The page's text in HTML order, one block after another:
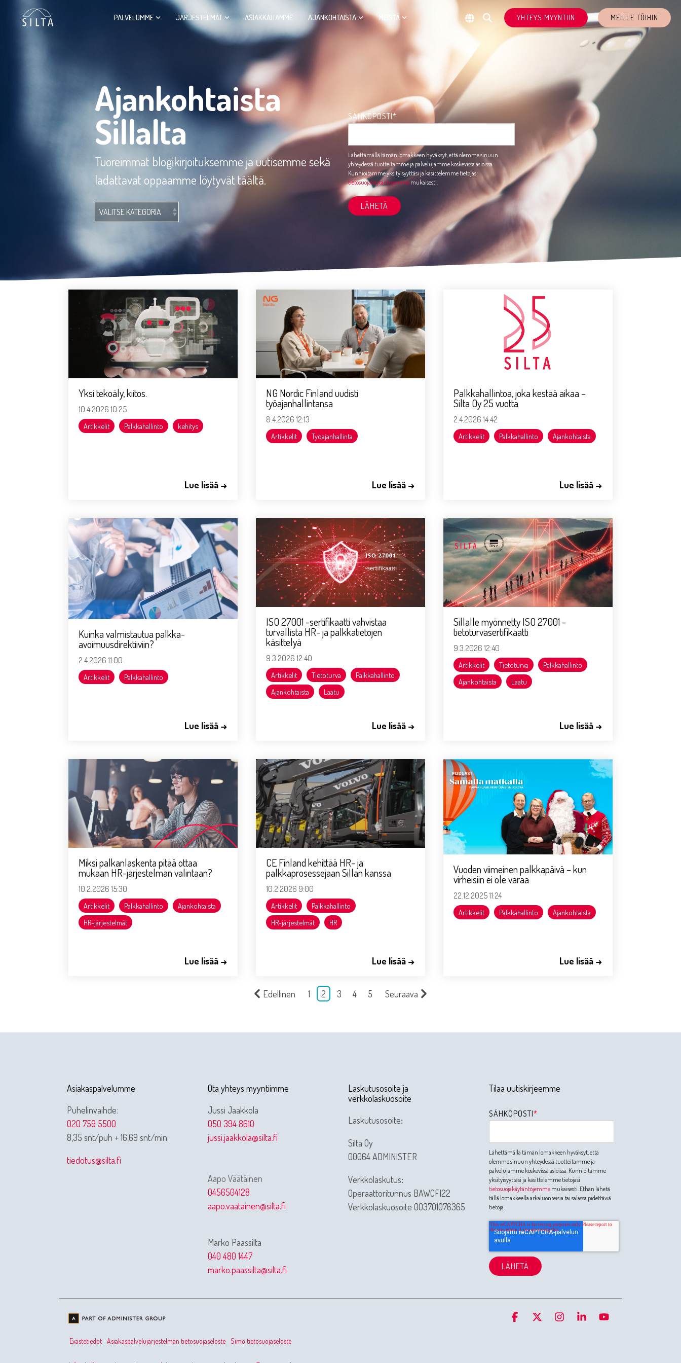
sisältöön.
PALVELUMME JÄRJESTELMÄT ASIAKKAITAMME AJANKOHTAISTA MEISTÄ YHTEYS MYYNTIIN MEILLE TÖIHIN
Ajankohtaista
Sillalta
Tuoreimmat blogikirjoituksemme ja uutisemme sekä
ladattavat oppaamme löytyvät täältä.
SÄHKÖPOSTI*
Lähettämällä tämän lomakkeen hyväksyt, että olemme sinuun
yhteydessä tuotteitamme ja palvelujamme koskevissa asioissa.
Kunnioitamme yksityisyyttäsi ja käsittelemme tietojasi
tietosuojakäytäntöjemme mukaisesti.
Yksi tekoäly, kiitos.
10.4.2026 10:25
Artikkelit Palkkahallinto kehitys
Lue lisää →
NG Nordic Finland uudisti
työajanhallintansa
8.4.2026 12:13
Artikkelit Työajanhallinta
Lue lisää →
Palkkahallintoa, joka kestää aikaa –
Silta Oy 25 vuotta
2.4.2026 14:42
Artikkelit Palkkahallinto Ajankohtaista
Lue lisää →
Kuinka valmistautua palkka-
avoimuusdirektiiviin?
2.4.2026 11:00
Artikkelit Palkkahallinto
Lue lisää →
ISO 27001 -sertifikaatti vahvistaa
turvallista HR- ja palkkatietojen
käsittelyä
9.3.2026 12:40
Artikkelit Tietoturva
Palkkahallinto
Ajankohtaista
Laatu
Lue lisää →
Sillalle myönnetty ISO 27001 -
tietoturvasertifikaatti
9.3.2026 12:40
Artikkelit Tietoturva
Palkkahallinto
Ajankohtaista
Laatu
Lue lisää →
Miksi palkanlaskenta pitää ottaa
mukaan HR-järjestelmän valintaan?
10.2.2026 15:30
Artikkelit Palkkahallinto
Ajankohtaista
HR-järjestelmät
Lue lisää →
CE Finland kehittää HR- ja
palkkaprosessejaan Sillan kanssa
10.2.2026 9:00
Artikkelit
Palkkahallinto
HR-järjestelmät
HR
Lue lisää →
Vuoden viimeinen palkkapäivä – kun
virheisiin ei ole varaa
22.12.2025 11:24
Artikkelit Palkkahallinto Ajankohtaista
Lue lisää →
Edellinen 1 2 3 4 5 Seuraava
Asiakaspalvelumme
Puhelinvaihde:
020 759 5500
8,35 snt/puh + 16,69 snt/min
tiedotus@silta.fi
Ota yhteys myyntiimme
Jussi Jaakkola
050 394 8610
jussi.jaakkola@silta.fi
Aapo Väätäinen
0456504128
aapo.vaatainen@silta.fi
Marko Paassilta
040 480 1447
marko.paassilta@silta.fi
Laskutusosoite ja
verkkolaskuosoite
Laskutusosoite:
Silta Oy
00064 ADMINISTER
Verkkolaskutus:
Operaattoritunnus BAWCFI22
Verkkolaskuosoite 003701076365
Tilaa uutiskirjeemme
SÄHKÖPOSTI*
Lähettämällä tämän lomakkeen hyväksyt, että
olemme sinuun yhteydessä tuotteitamme ja
palvelujamme koskevissa asioissa. Kunnioitamme
yksityisyyttäsi ja käsittelemme tietojasi
tietosuojakäytäntöjemmemukaisesti. Ethän lähetä
tällä lomakkeella arkaluonteisia tai salassa pidettäviä
tietoja.
Evästetiedot Asiakaspalvelujärjestelmän tietosuojaseloste Simo tietosuojaseloste
Facebook InstagramLinkedin